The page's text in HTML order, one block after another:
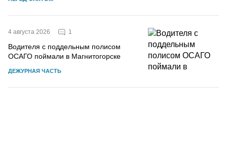
4 августа 2026 1
Водителя с поддельным полисом
ОСАГО поймали в Магнитогорске
ДЕЖУРНАЯ ЧАСТЬ